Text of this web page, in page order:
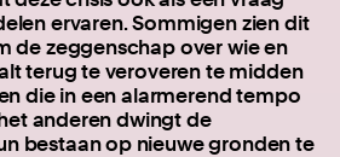
ervaren. Sommigen zien dit
de zeggenschap over wie en
terug te veroveren te midden
die in een alarmerend tempo
anderen dwingt de
bestaan op nieuwe gronden te